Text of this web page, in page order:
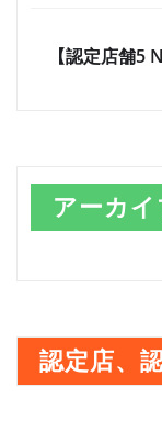
【認定店舗5
アーカ
カ
イ
認定店、